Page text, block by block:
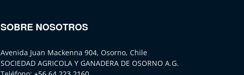
SOBRE NOSOTROS
Avenida Juan Mackenna 904, Osorno, Chile
SOCIEDAD AGRICOLA Y GANADERA DE OSORNO A.G.